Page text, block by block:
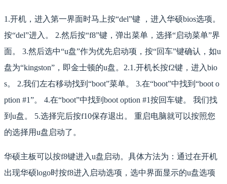
1.开机，进入第一界面时马上按“del”键 ，进入华硕bios选项。
按“del”进入。 2.然后按“f8”键，弹出菜单，选择“启动菜单”界
面。 3.然后选中“u盘”作为优先启动项，按“回车”键确认，如u
盘为“kingston”，即金士顿的u盘。2.1.开机长按f2键，进入bio
s。 2.我们左右移动找到“boot”菜单。 3.在“boot”中找到“boot o
ption #1”。 4.在“boot”中找到boot option #1按回车键。 我们找
到u盘。 5.选择完后按f10保存退出。 重启电脑就可以按照您
的选择用u盘启动了。
华硕主板可以按f8键进入u盘启动。具体方法为：通过在开机
出现华硕logo时按f8进入启动选项，选中界面显示的u盘选项